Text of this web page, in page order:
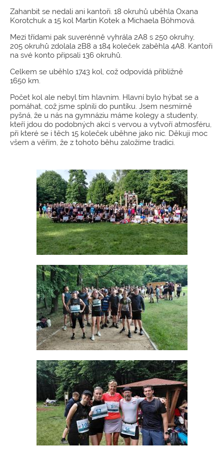
Zahanbit se nedali ani kantoři. 18 okruhů uběhla Oxana
Korotchuk a 15 kol Martin Kotek a Michaela Böhmová.
Mezi třídami pak suverénně vyhrála 2A8 s 250 okruhy,
205 okruhů zdolala 2B8 a 184 koleček zaběhla 4A8. Kantoři
na své konto připsali 136 okruhů.
Celkem se uběhlo 1743 kol, což odpovídá přibližně
1650 km.
Počet kol ale nebyl tím hlavním. Hlavní bylo hýbat se a
pomáhat, což jsme splnili do puntíku. Jsem nesmírně
pyšná, že u nás na gymnáziu máme kolegy a studenty,
kteří jdou do podobných akcí s vervou a vytvoří atmosféru,
při které se i těch 15 koleček uběhne jako nic. Děkuji moc
všem a věřím, že z tohoto běhu založíme tradici.